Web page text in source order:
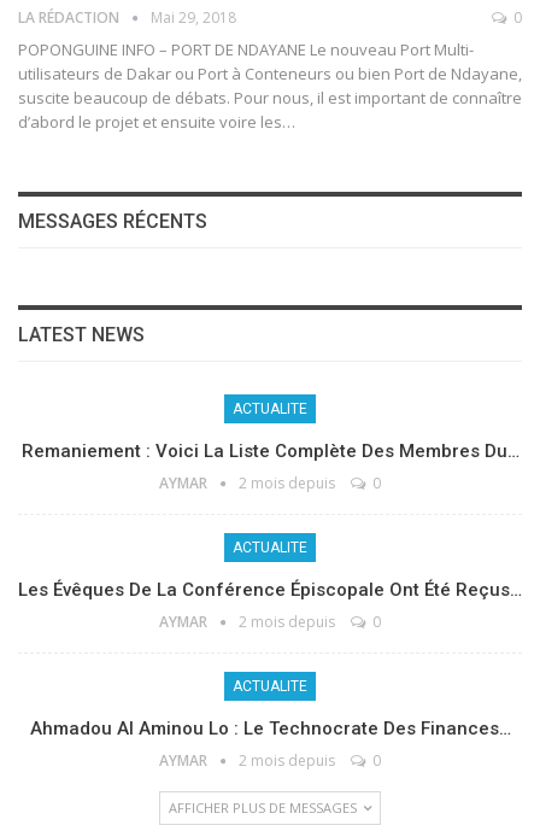
LA RÉDACTION Mai 29, 2018 0
POPONGUINE INFO – PORT DE NDAYANE Le nouveau Port Multi-
utilisateurs de Dakar ou Port à Conteneurs ou bien Port de Ndayane,
suscite beaucoup de débats. Pour nous, il est important de connaître
d’abord le projet et ensuite voire les…
MESSAGES RÉCENTS
LATEST NEWS
ACTUALITE
Remaniement : Voici La Liste Complète Des Membres Du…
AYMAR 2 mois depuis 0
ACTUALITE
Les Évêques De La Conférence Épiscopale Ont Été Reçus…
AYMAR 2 mois depuis 0
ACTUALITE
Ahmadou Al Aminou Lo : Le Technocrate Des Finances…
AYMAR 2 mois depuis 0
AFFICHER PLUS DE MESSAGES